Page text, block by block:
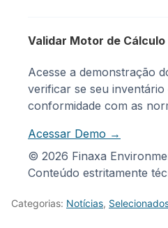
Validar Motor de Cálculo
Acesse a demonstração
verificar se seu inventário
conformidade com as
Acessar Demo →
© 2026 Finaxa
Conteúdo estritamente
Categorias: Notícias,